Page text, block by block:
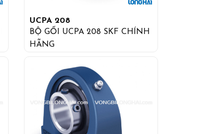
UCPA 208
BỘ GỐI UCPA 208 SKF CHÍNH
HÃNG